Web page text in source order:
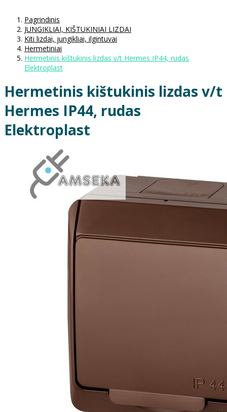
Pagrindinis
JUNGIKLIAI, KIŠTUKINIAI LIZDAI
Kiti lizdai, jungikliai, ilgintuvai
Hermetiniai
Hermetinis kištukinis lizdas v/t Hermes IP44, rudas
Elektroplast
Hermetinis kištukinis lizdas v/t
Hermes IP44, rudas
Elektroplast